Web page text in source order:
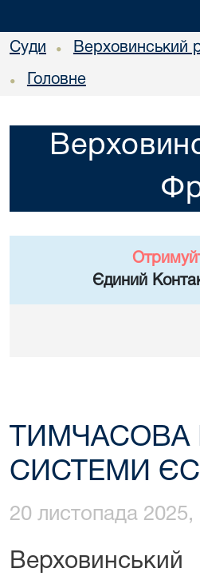
Суди • Верховинський
• Головне
Єдиний
ТИМЧАСОВА
СИСТЕМИ
20 листопада 2025,